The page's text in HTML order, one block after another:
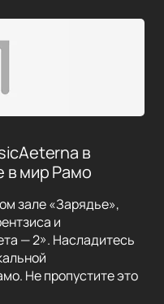
в
в мир Рамо
зале «Зарядье»,
и
— 2». Насладитесь
Не пропустите это